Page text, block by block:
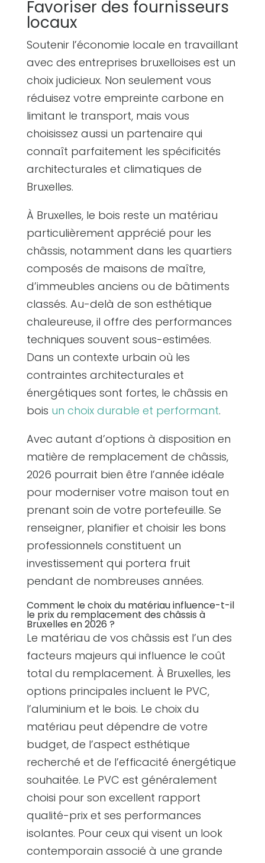
Favoriser des fournisseurs
locaux
Soutenir l’économie locale en travaillant
avec des entreprises bruxelloises est un
choix judicieux. Non seulement vous
réduisez votre empreinte carbone en
limitant le transport, mais vous
choisissez aussi un partenaire qui
connaît parfaitement les spécificités
architecturales et climatiques de
Bruxelles.
À Bruxelles, le bois reste un matériau
particulièrement apprécié pour les
châssis, notamment dans les quartiers
composés de maisons de maître,
d’immeubles anciens ou de bâtiments
classés. Au-delà de son esthétique
chaleureuse, il offre des performances
techniques souvent sous-estimées.
Dans un contexte urbain où les
contraintes architecturales et
énergétiques sont fortes, le châssis en
bois un choix durable et performant.
Avec autant d’options à disposition en
matière de remplacement de châssis,
2026 pourrait bien être l’année idéale
pour moderniser votre maison tout en
prenant soin de votre portefeuille. Se
renseigner, planifier et choisir les bons
professionnels constituent un
investissement qui portera fruit
pendant de nombreuses années.
Comment le choix du matériau influence-t-il
le prix du remplacement des châssis à
Bruxelles en 2026 ?
Le matériau de vos châssis est l’un des
facteurs majeurs qui influence le coût
total du remplacement. À Bruxelles, les
options principales incluent le PVC,
l’aluminium et le bois. Le choix du
matériau peut dépendre de votre
budget, de l’aspect esthétique
recherché et de l’efficacité énergétique
souhaitée. Le PVC est généralement
choisi pour son excellent rapport
qualité-prix et ses performances
isolantes. Pour ceux qui visent un look
contemporain associé à une grande